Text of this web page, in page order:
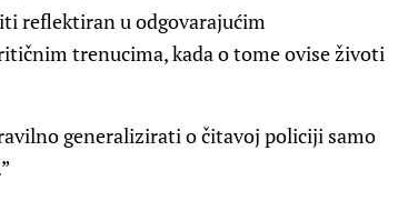
reflektiran u odgovarajućim
trenucima, kada o tome ovise životi
generalizirati o čitavoj policiji samo